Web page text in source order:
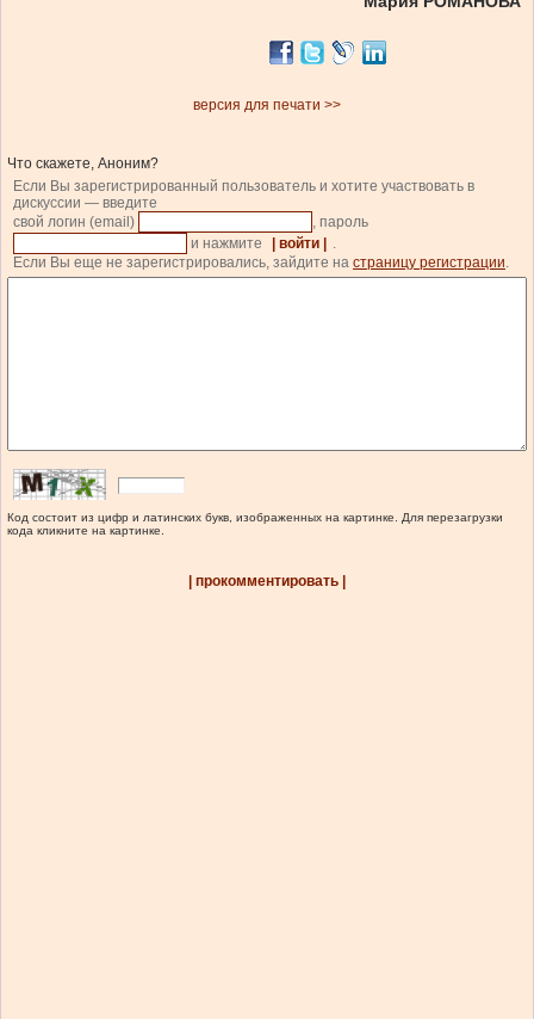
версия для печати >>
Что скажете, Аноним?
Если Вы зарегистрированный пользователь и хотите участвовать в
дискуссии — введите
свой логин (email)
, пароль
и нажмите
| войти |
.
Если Вы еще не зарегистрировались, зайдите на страницу регистрации.
Код состоит из цифр и латинских букв, изображенных на картинке. Для перезагрузки
кода кликните на картинке.
| прокомментировать |